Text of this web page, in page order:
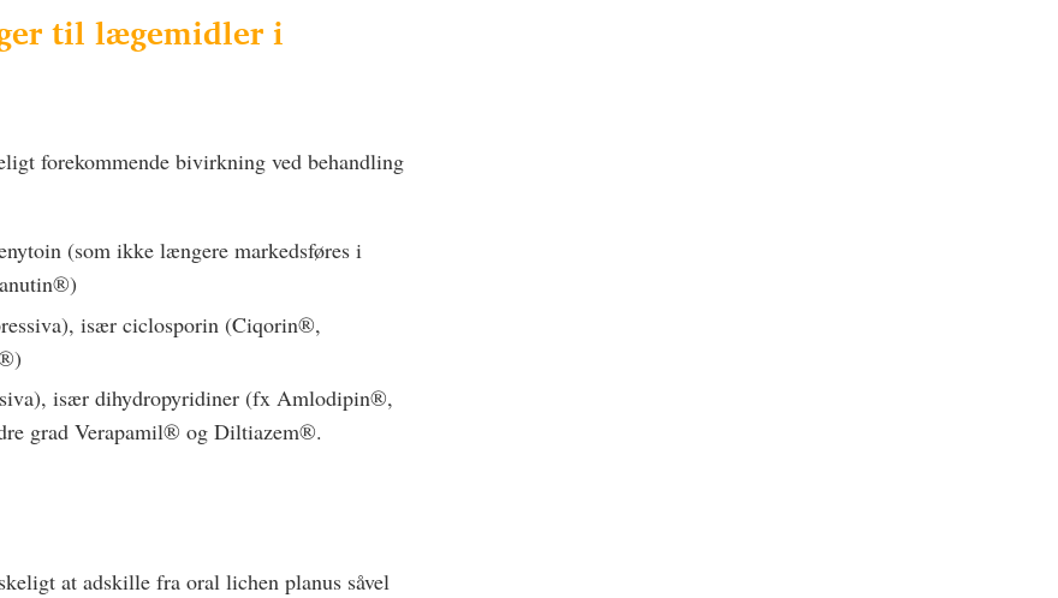
til lægemidler i
forekommende bivirkning ved behandling
(som ikke længere markedsføres i
især ciclosporin (Ciqorin®,
især dihydropyridiner (fx Amlodipin®,
grad Verapamil® og Diltiazem®.
at adskille fra oral lichen planus såvel